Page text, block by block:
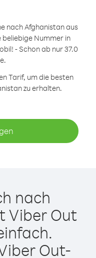
nach Afghanistan aus
beliebige Nummer in
- Schon ab nur 37.0
Tarif, um die besten
zu erhalten.
nach
Viber Out
Out-